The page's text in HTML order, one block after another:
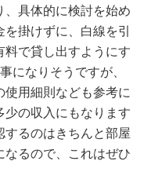
具体的に検討を始め
掛けずに、白線を引
で貸し出すようにす
になりそうですが、
用細則なども参考に
少の収入にもなります
するのはきちんと部屋
るので、これはぜひ